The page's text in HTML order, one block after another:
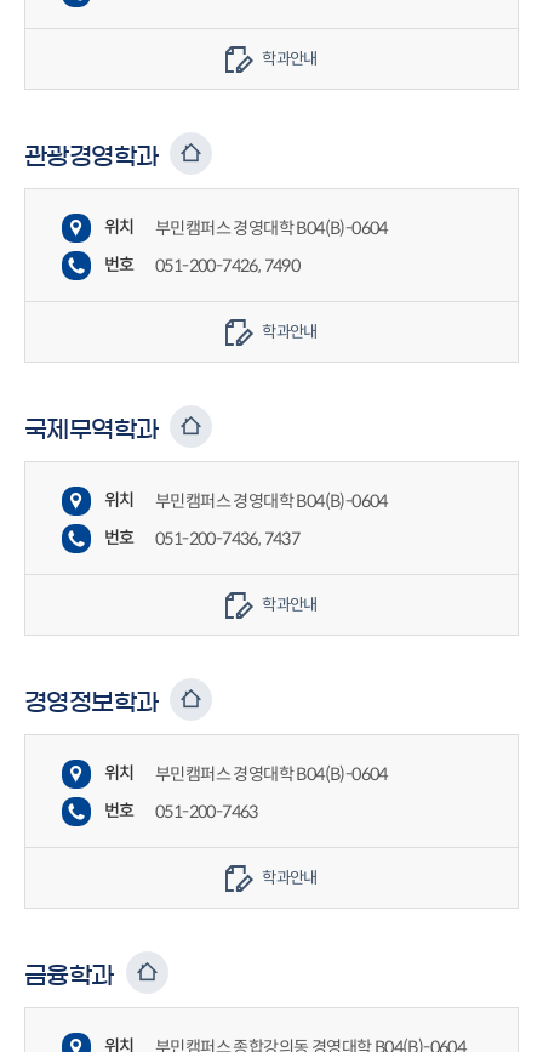
학과안내
관광경영학과
위치
부민캠퍼스 경영대학 B04(B)-0604
번호
051-200-7426, 7490
학과안내
국제무역학과
위치
부민캠퍼스 경영대학 B04(B)-0604
번호
051-200-7436, 7437
학과안내
경영정보학과
위치
부민캠퍼스 경영대학 B04(B)-0604
번호
051-200-7463
학과안내
금융학과
위치 부민캠퍼스 종합강의동 경영대학 B04(B)-0604